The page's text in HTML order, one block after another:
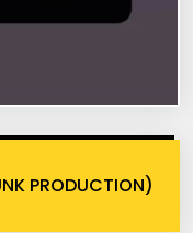
PRODUCTION)